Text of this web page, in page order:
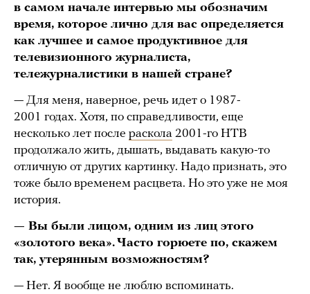
в самом начале интервью мы обозначим
время, которое лично для вас определяется
как лучшее и самое продуктивное для
телевизионного журналиста,
тележурналистики в нашей стране?
— Для меня, наверное, речь идет о 1987-
2001 годах. Хотя, по справедливости, еще
несколько лет после раскола 2001-го НТВ
продолжало жить, дышать, выдавать какую-то
отличную от других картинку. Надо признать, это
тоже было временем расцвета. Но это уже не моя
история.
— Вы были лицом, одним из лиц этого
«золотого века». Часто горюете по, скажем
так, утерянным возможностям?
— Нет. Я вообще не люблю вспоминать.